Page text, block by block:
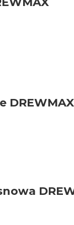
DREWMAX